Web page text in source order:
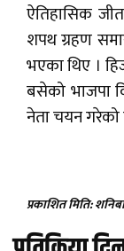
ऐतिहासिक
शपथ ग्रहण
भएका थिए ।
बसेको भाजपा
नेता चयन गरेको
प्रकाशित मिति: